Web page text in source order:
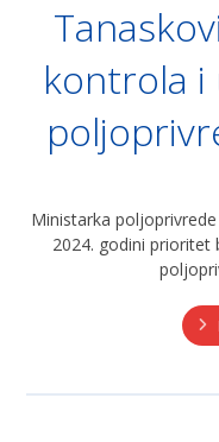
kontrola
Ministarka
2024. godini